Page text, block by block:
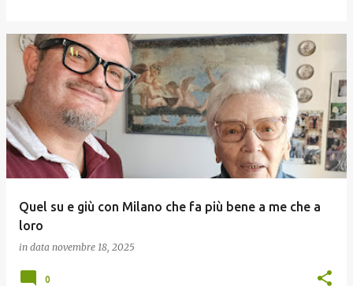
Quel su e giù con Milano che fa più bene a me che a
loro
in data novembre 18, 2025
0